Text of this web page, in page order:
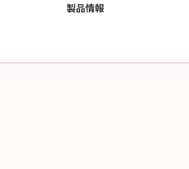
製品情報